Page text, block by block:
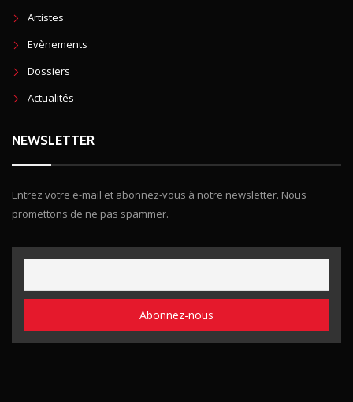
Artistes
Evènements
Dossiers
Actualités
NEWSLETTER
Entrez votre e-mail et abonnez-vous à notre newsletter. Nous
promettons de ne pas spammer.